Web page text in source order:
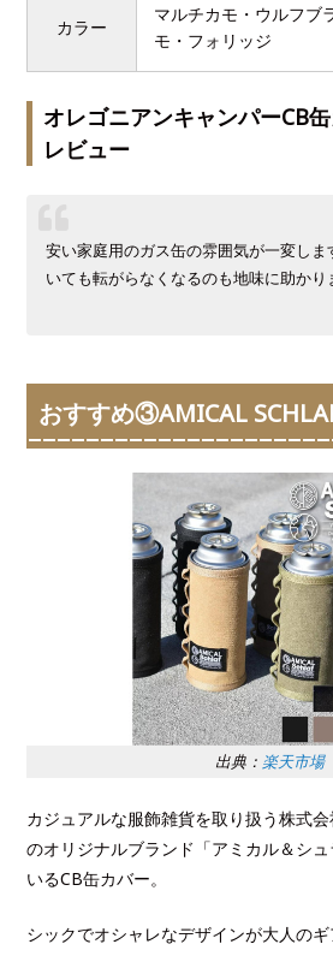
カラー
マルチカモ・ウルフブ
モ・フォリッジ
オレゴニアンキャンパーCB
レビュー
安い家庭用のガス缶の雰囲気が一変し
いても転がらなくなるのも地味に助かり
おすすめ③AMICAL
出典： 楽天市場
カジュアルな服飾雑貨を取り扱う株式
のオリジナルブランド「アミカル＆シ
いるCB缶カバー。
シックでオシャレなデザインが大人のギ